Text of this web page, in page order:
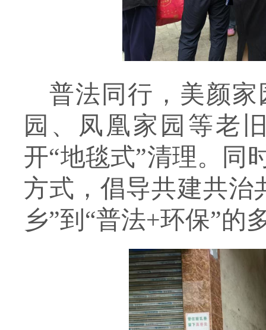
普法同行，美颜家
园、凤凰家园等老
开“地毯式”清理。同
方式，倡导共建共治
乡”到“普法+环保”的